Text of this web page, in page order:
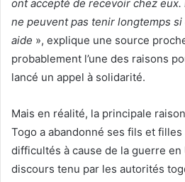
ont accepté de recevoir chez eux.
ne peuvent pas tenir longtemps
aide », explique une source
probablement l’une des raisons
lancé un appel à solidarité.
Mais en réalité, la principale
Togo a abandonné ses fils et
difficultés à cause de la guerre
discours tenu par les autorités